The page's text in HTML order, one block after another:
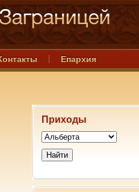
Епархия
Приходы